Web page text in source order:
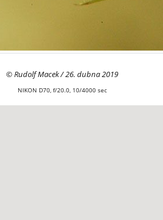
© Rudolf Macek / 26. dubna 2019
NIKON D70, f/20.0, 10/4000 sec